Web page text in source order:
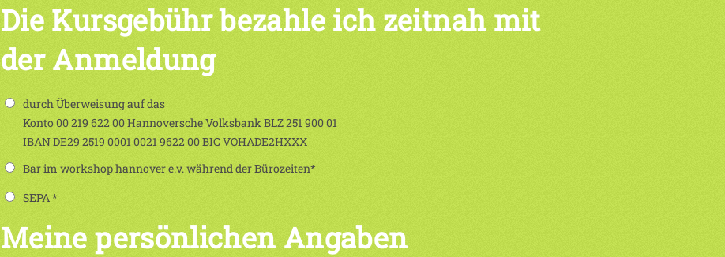
Die Kursgebühr bezahle ich zeitnah mit
der Anmeldung
durch Überweisung auf das
Konto 00 219 622 00 Hannoversche Volksbank BLZ 251 900 01
IBAN DE29 2519 0001 0021 9622 00 BIC VOHADE2HXXX
Bar im workshop hannover e.v. während der Bürozeiten*
SEPA *
Meine persönlichen Angaben